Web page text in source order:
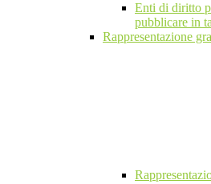
Enti di diritto
pubblicare in
Rappresentazione